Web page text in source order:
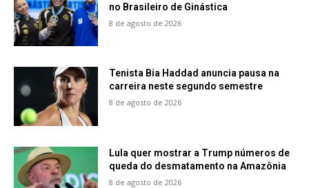
no Brasileiro de Ginástica
8 de agosto de 2026
Tenista Bia Haddad anuncia pausa na
carreira neste segundo semestre
8 de agosto de 2026
Lula quer mostrar a Trump números de
queda do desmatamento na Amazônia
8 de agosto de 2026